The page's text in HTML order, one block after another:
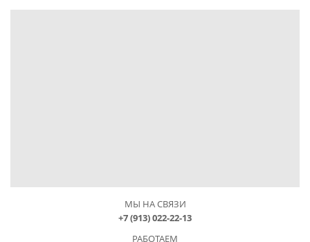
МЫ НА СВЯЗИ
+7 (913) 022-22-13
РАБОТАЕМ